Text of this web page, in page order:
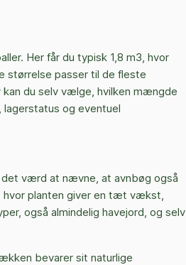
Her får du typisk 1,8 m3, hvor
størrelse passer til de fleste
du selv vælge, hvilken mængde
og eventuel
værd at nævne, at avnbøg også
hvor planten giver en tæt vækst,
også almindelig havejord, og selv
bevarer sit naturlige